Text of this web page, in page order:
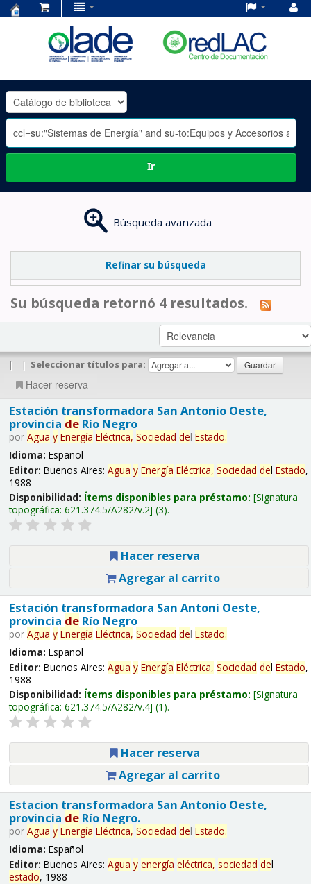
OLADE
-
Ir
Búsqueda avanzada
Refinar su búsqueda
Su búsqueda retornó 4 resultados.
| | Seleccionar títulos para:
Hacer reserva
Estación transformadora San Antonio Oeste,
provincia deRío Negro
por Agua y Energía Eléctrica, Sociedad del Estado.
Idioma: Español
Editor: Buenos Aires: Agua y Energía Eléctrica, Sociedad del Estado,
1988
Disponibilidad: Ítems disponibles para préstamo: Signatura
topográfica: 621.374.5/A282/v.2 (3).
Hacer reserva
Agregar al carrito
Estación transformadora San Antoni Oeste,
provincia deRío Negro
por Agua y Energía Eléctrica, Sociedad del Estado.
Idioma: Español
Editor: Buenos Aires: Agua y Energía Eléctrica, Sociedad del Estado,
1988
Disponibilidad: Ítems disponibles para préstamo: Signatura
topográfica: 621.374.5/A282/v.4 (1).
Hacer reserva
Agregar al carrito
Estacion transformadora San Antonio Oeste,
provincia deRío Negro.
por Agua y Energía Eléctrica, Sociedad del Estado.
Idioma: Español
Editor: Buenos Aires: Agua y energía eléctrica, sociedad del
estado, 1988